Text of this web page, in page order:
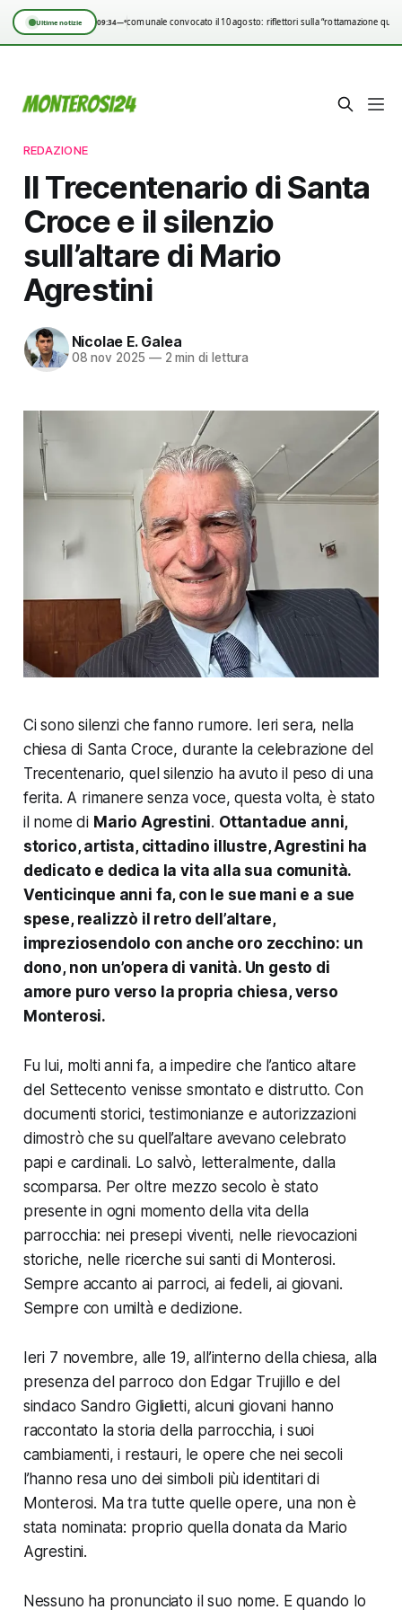
Ultime notizie 09:34—°
Consiglio comunale convocato il 10 agosto: riflettori sulla “rottamazione
REDAZIONE
Il Trecentenario di Santa
Croce e il silenzio
sull’altare di Mario
Agrestini
Nicolae E. Galea
08 nov 2025 —2 min di lettura
Ci sono silenzi che fanno rumore. Ieri sera, nella
chiesa di Santa Croce, durante la celebrazione del
Trecentenario, quel silenzio ha avuto il peso di una
ferita. A rimanere senza voce, questa volta, è stato
il nome di Mario Agrestini. Ottantadue anni,
storico, artista, cittadino illustre, Agrestini ha
dedicato e dedica la vita alla sua comunità.
Venticinque anni fa, con le sue mani e a sue
spese, realizzò il retro dell’altare,
impreziosendolo con anche oro zecchino: un
dono, non un’opera di vanità. Un gesto di
amore puro verso la propria chiesa, verso
Monterosi.
Fu lui, molti anni fa, a impedire che l’antico altare
del Settecento venisse smontato e distrutto. Con
documenti storici, testimonianze e autorizzazioni
dimostrò che su quell’altare avevano celebrato
papi e cardinali. Lo salvò, letteralmente, dalla
scomparsa. Per oltre mezzo secolo è stato
presente in ogni momento della vita della
parrocchia: nei presepi viventi, nelle rievocazioni
storiche, nelle ricerche sui santi di Monterosi.
Sempre accanto ai parroci, ai fedeli, ai giovani.
Sempre con umiltà e dedizione.
Ieri 7 novembre, alle 19, all’interno della chiesa, alla
presenza del parroco don Edgar Trujillo e del
sindaco Sandro Giglietti, alcuni giovani hanno
raccontato la storia della parrocchia, i suoi
cambiamenti, i restauri, le opere che nei secoli
l’hanno resa uno dei simboli più identitari di
Monterosi. Ma tra tutte quelle opere, una non è
stata nominata: proprio quella donata da Mario
Agrestini.
Nessuno ha pronunciato il suo nome. E quando lo